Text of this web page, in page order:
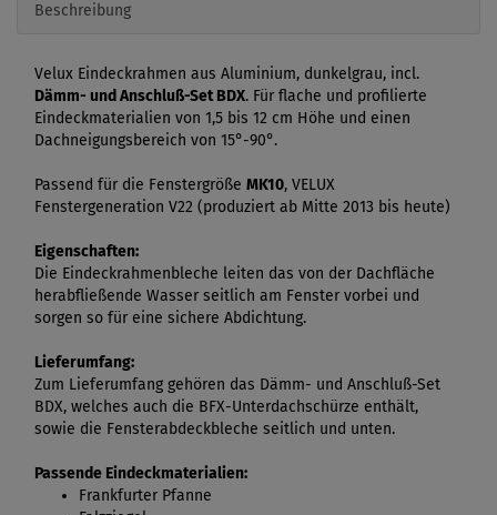
Beschreibung
Velux Eindeckrahmen aus Aluminium, dunkelgrau, incl.
Dämm- und Anschluß-Set BDX. Für flache und profilierte
Eindeckmaterialien von 1,5 bis 12 cm Höhe und einen
Dachneigungsbereich von 15°-90°.
Passend für die Fenstergröße MK10, VELUX
Fenstergeneration V22 (produziert ab Mitte 2013 bis heute)
Eigenschaften:
Die Eindeckrahmenbleche leiten das von der Dachfläche
herabfließende Wasser seitlich am Fenster vorbei und
sorgen so für eine sichere Abdichtung.
Lieferumfang:
Zum Lieferumfang gehören das Dämm- und Anschluß-Set
BDX, welches auch die BFX-Unterdachschürze enthält,
sowie die Fensterabdeckbleche seitlich und unten.
Passende Eindeckmaterialien:
Frankfurter Pfanne